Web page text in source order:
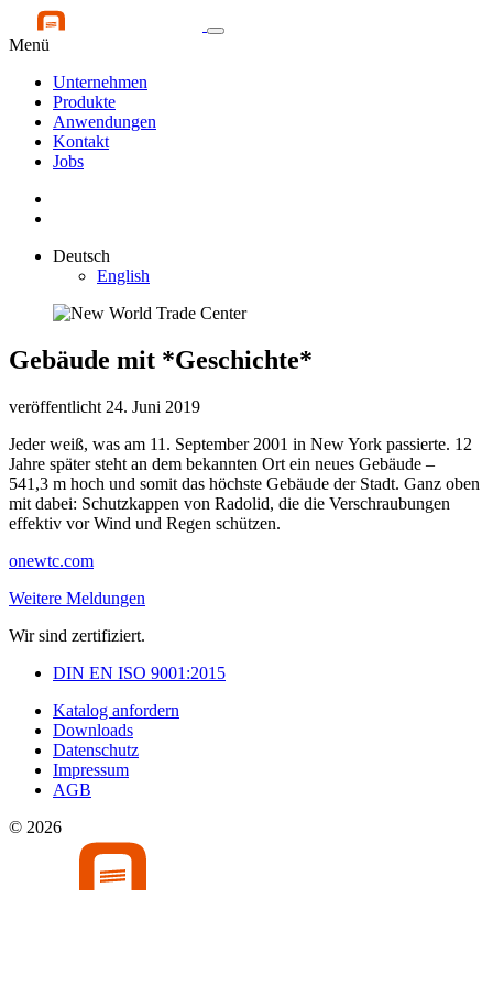
Menü
Unternehmen
Produkte
Anwendungen
Kontakt
Jobs
Deutsch
English
Gebäude mit *Geschichte*
veröffentlicht 24. Juni 2019
Jeder weiß, was am 11. September 2001 in New York passierte. 12
Jahre später steht an dem bekannten Ort ein neues Gebäude –
541,3 m hoch und somit das höchste Gebäude der Stadt. Ganz oben
mit dabei: Schutzkappen von Radolid, die die Verschraubungen
effektiv vor Wind und Regen schützen.
onewtc.com
Weitere Meldungen
Wir sind zertifiziert.
DIN EN ISO 9001:2015
Katalog anfordern
Downloads
Datenschutz
Impressum
AGB
© 2026